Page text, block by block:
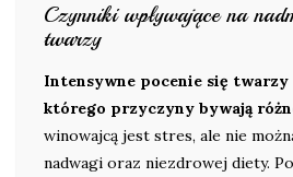
Czynniki wpływające na
twarzy
Intensywne pocenie się
którego przyczyny bywają
winowajcą jest stres, ale nie
nadwagi oraz niezdrowej diety.